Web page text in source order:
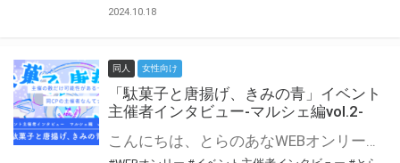
2024.10.18
同人 女性向け
「駄菓子と唐揚げ、きみの青」イベント
主催者インタビュー-マルシェ編vol.2-
こんにちは、とらのあなWEBオンリー運営スタッフです。 新たにお届けする、イベント主催者インタビュー-マルシェ編-は、 とらのあなWEBオンリー「マルシェ」をご利用の主催様に 「マルシェ」を使ってイベントを開催した感想や心がけをお聞きする企画です。 今回は、WEBオンリー初開催「駄菓子と唐揚げ、きみの青」より、 主催のぎこ六屋様にお話を伺いました。 協力：ぎこ六屋様／イベント公式Twitter（@krkgwks） とらのあなWEBオンリー「マルシェ」とは？ WEBオンリーでリアルタイムでコミュニケーションがとれるオンライン会場です。